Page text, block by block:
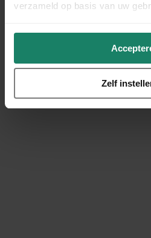
verzameld op basis van uw
Zelf